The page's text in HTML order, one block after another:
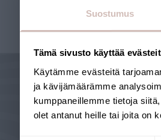
Suostumus
Tämä sivusto käyttää
Käytämme evästeitä
ja kävijämäärämme
kumppaneillemme tietoja
olet antanut heille tai joita on